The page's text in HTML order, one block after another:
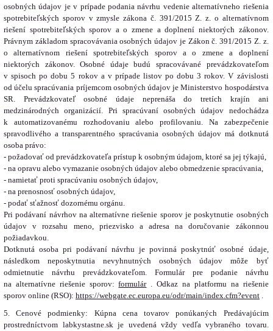
osobných údajov je v prípade podania návrhu vedenie alternatívneho riešenia
spotrebiteľských sporov v zmysle zákona č. 391/2015 Z. z. o alternatívnom
riešení spotrebiteľských sporov a o zmene a doplnení niektorých zákonov.
Právnym základom spracovávania osobných údajov je Zákon č. 391/2015 Z. z.
o alternatívnom riešení spotrebiteľských sporov a o zmene a doplnení
niektorých zákonov. Osobné údaje budú spracovávané prevádzkovateľom
v spisoch po dobu 5 rokov a v prípade listov po dobu 3 rokov. V závislosti
od účelu spracúvania príjemcom osobných údajov je Ministerstvo hospodárstva
SR. Prevádzkovateľ osobné údaje neprenáša do tretích krajín ani
medzinárodných organizácií. Pri spracúvaní osobných údajov nedochádza
k automatizovanému rozhodovaniu alebo profilovaniu. Na zabezpečenie
spravodlivého a transparentného spracúvania osobných údajov má dotknutá
osoba právo:
- požadovať od prevádzkovateľa prístup k osobným údajom, ktoré sa jej týkajú,
- na opravu alebo vymazanie osobných údajov alebo obmedzenie spracúvania,
- namietať proti spracúvaniu osobných údajov,
- na prenosnosť osobných údajov,
- podať sťažnosť dozornému orgánu.
Pri podávaní návrhov na alternatívne riešenie sporov je poskytnutie osobných
údajov v rozsahu meno, priezvisko a adresa na doručovanie zákonnou
požiadavkou.
Dotknutá osoba pri podávaní návrhu je povinná poskytnúť osobné údaje,
následkom neposkytnutia nevyhnutných osobných údajov môže byť
odmietnutie návrhu prevádzkovateľom. Formulár pre podanie návrhu
na alternatívne riešenie sporov:formulár. Odkaz na platformu na riešenie
sporov online (RSO): https://webgate.ec.europa.eu/odr/main/index.cfm?event .
5. Cenové podmienky: Kúpna cena tovarov ponúkaných Predávajúcim
prostredníctvom labkystastne.sk je uvedená vždy vedľa vybraného tovaru.